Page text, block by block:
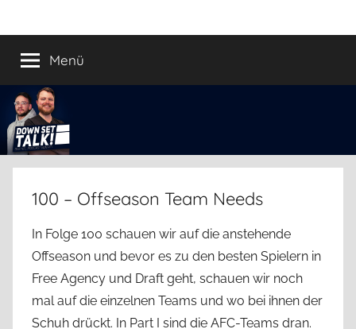
Inhalt
springen
Down
Set
Talk!
PodcastMenü
100 – Offseason Team Needs
In Folge 100 schauen wir auf die anstehende
Offseason und bevor es zu den besten Spielern in
Free Agency und Draft geht, schauen wir noch
mal auf die einzelnen Teams und wo bei ihnen der
Schuh drückt. In Part I sind die AFC-Teams dran.